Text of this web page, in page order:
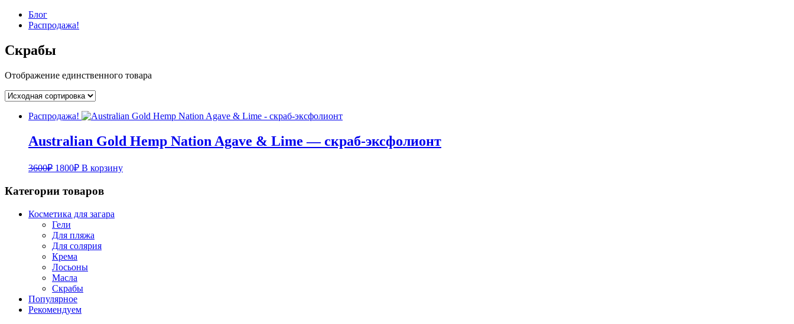
Блог
Распродажа!
Скрабы
Отображение единственного товара
Распродажа!
Australian Gold Hemp Nation Agave & Lime — скраб-эксфолионт
3600₽ Первоначальная
1800₽Текущая
цена:
1800₽.
В корзину
Категории товаров
Косметика для загара
Гели
Для пляжа
Для солярия
Крема
Лосьоны
Масла
Скрабы
Популярное
Рекомендуем